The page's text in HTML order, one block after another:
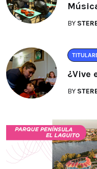
BY
¿Vive
BY